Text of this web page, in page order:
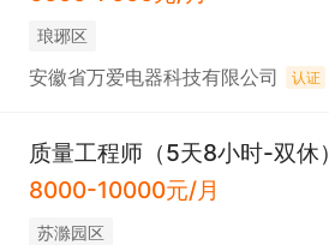
琅琊区
安徽省万爱电器科技有限公司 认证
质量工程师（5天8小时-双休）
8000-10000元/月
苏滁园区